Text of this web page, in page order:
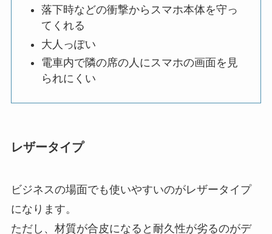
落下時などの衝撃からスマホ本体を守っ
てくれる
大人っぽい
電車内で隣の席の人にスマホの画面を見
られにくい
レザータイプ
ビジネスの場面でも使いやすいのがレザータイプ
になります。
ただし、材質が合皮になると耐久性が劣るのがデ